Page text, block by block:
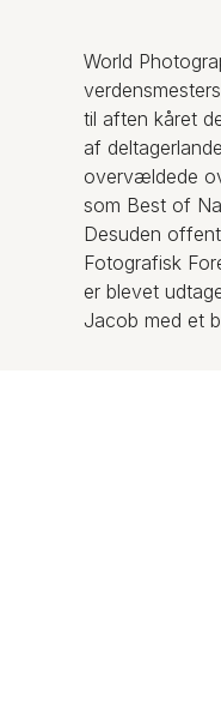
World
til aften kåret
af
overvældede
som Best of
Desuden
Fotografisk
er blevet
Jacob med et